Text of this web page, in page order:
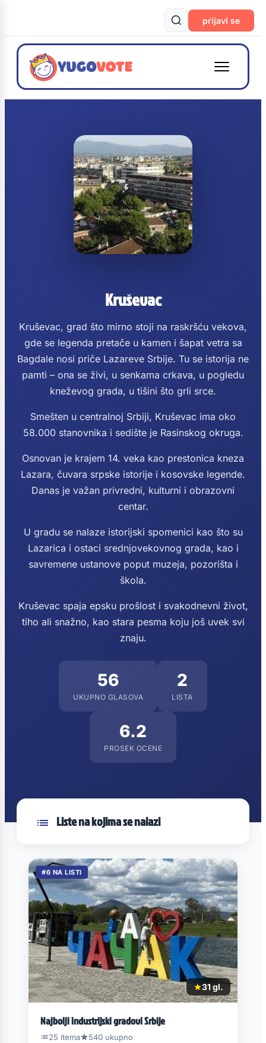
prijavi se
Kruševac
Kruševac, grad što mirno stoji na raskršću vekova,
gde se legenda pretače u kamen i šapat vetra sa
Bagdale nosi priče Lazareve Srbije. Tu se istorija ne
pamti – ona se živi, u senkama crkava, u pogledu
kneževog grada, u tišini što grli srce.
Smešten u centralnoj Srbiji, Kruševac ima oko
58.000 stanovnika i sedište je Rasinskog okruga.
Osnovan je krajem 14. veka kao prestonica kneza
Lazara, čuvara srpske istorije i kosovske legende.
Danas je važan privredni, kulturni i obrazovni
centar.
U gradu se nalaze istorijski spomenici kao što su
Lazarica i ostaci srednjovekovnog grada, kao i
savremene ustanove poput muzeja, pozorišta i
škola.
Kruševac spaja epsku prošlost i svakodnevni život,
tiho ali snažno, kao stara pesma koju još uvek svi
znaju.
56
UKUPNO GLASOVA
2
LISTA
6.2
PROSEK OCENE
Liste na kojima se nalazi
#6 NA LISTI
31 gl.
Najbolji industrijski gradovi Srbije
25 itema 540 ukupno